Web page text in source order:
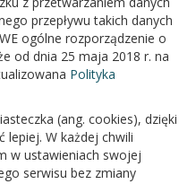
GMINY BIAŁOPOLE
przepływu takich danych
ogólne rozporządzenie o
od dnia 25 maja 2018 r. na
Polityka
(ang. cookies), dzięki
lepiej. W każdej chwili
w ustawieniach swojej
serwisu bez zmiany